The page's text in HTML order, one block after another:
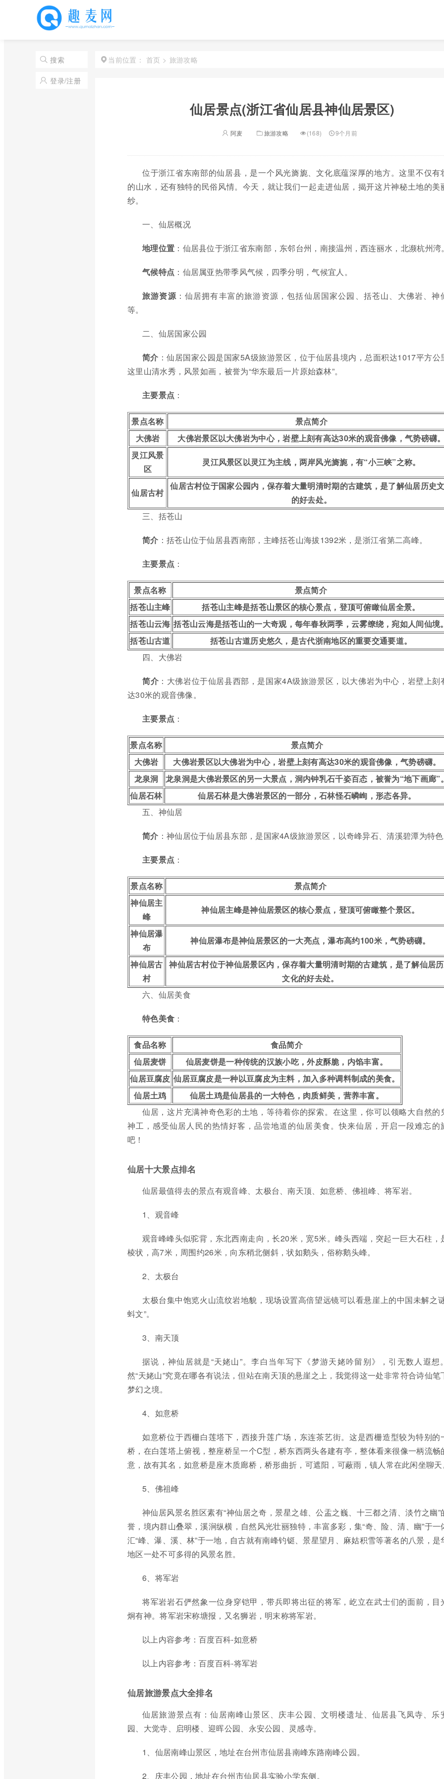
搜索
登录/注册
当前位置： 首页 > 旅游攻略
仙居景点(浙江省仙居县神仙居景区)
阿麦 旅游攻略 (168) 9个月前
位于浙江省东南部的仙居县，是一个风光旖旎、文化底蕴深厚的地方。这里不仅有
的山水，还有独特的民俗风情。今天，就让我们一起走进仙居，揭开这片神秘土地的美
纱。
一、仙居概况
地理位置 ：仙居县位于浙江省东南部，东邻台州，南接温州，西连丽水，北濒杭州湾
气候特点 ：仙居属亚热带季风气候，四季分明，气候宜人。
旅游资源：仙居拥有丰富的旅游资源，包括仙居国家公园、括苍山、大佛岩、神
等。
二、仙居国家公园
简介 ：仙居国家公园是国家5A级旅游景区，位于仙居县境内，总面积达1017平方公
这里山清水秀，风景如画，被誉为“华东最后一片原始森林”。
主要景点 ：
景点名称
景点简介
大佛岩
大佛岩景区以大佛岩为中心，岩壁上刻有高达30米的观音佛像，气势磅礴
灵江风景
区
灵江风景区以灵江为主线，两岸风光旖旎，有“小三峡”之称。
仙居古村
仙居古村位于国家公园内，保存着大量明清时期的古建筑，是了解仙居历史
的好去处。
三、括苍山
简介 ：括苍山位于仙居县西南部，主峰括苍山海拔1392米，是浙江省第二高峰。
主要景点 ：
景点名称
景点简介
括苍山主峰
括苍山主峰是括苍山景区的核心景点，登顶可俯瞰仙居全景。
括苍山云海 括苍山云海是括苍山的一大奇观，每年春秋两季，云雾缭绕，宛如人间仙境
括苍山古道
括苍山古道历史悠久，是古代浙南地区的重要交通要道。
四、大佛岩
简介 ：大佛岩位于仙居县西部，是国家4A级旅游景区，以大佛岩为中心，岩壁上刻
达30米的观音佛像。
主要景点 ：
景点名称
景点简介
大佛岩
大佛岩景区以大佛岩为中心，岩壁上刻有高达30米的观音佛像，气势磅礴。
龙泉洞
龙泉洞是大佛岩景区的另一大景点，洞内钟乳石千姿百态，被誉为“地下画廊”
仙居石林
仙居石林是大佛岩景区的一部分，石林怪石嶙峋，形态各异。
五、神仙居
简介 ：神仙居位于仙居县东部，是国家4A级旅游景区，以奇峰异石、清溪碧潭为特
主要景点 ：
景点名称
景点简介
神仙居主
峰
神仙居主峰是神仙居景区的核心景点，登顶可俯瞰整个景区。
神仙居瀑
布
神仙居瀑布是神仙居景区的一大亮点，瀑布高约100米，气势磅礴。
神仙居古
村
神仙居古村位于神仙居景区内，保存着大量明清时期的古建筑，是了解仙居
文化的好去处。
六、仙居美食
特色美食 ：
食品名称
食品简介
仙居麦饼
仙居麦饼是一种传统的汉族小吃，外皮酥脆，内馅丰富。
仙居豆腐皮 仙居豆腐皮是一种以豆腐皮为主料，加入多种调料制成的美食。
仙居土鸡
仙居土鸡是仙居县的一大特色，肉质鲜美，营养丰富。
仙居，这片充满神奇色彩的土地，等待着你的探索。在这里，你可以领略大自然的
神工，感受仙居人民的热情好客，品尝地道的仙居美食。快来仙居，开启一段难忘的
吧！
仙居十大景点排名
仙居最值得去的景点有观音峰、太极台、南天顶、如意桥、佛祖峰、将军岩。
1、观音峰
观音峰峰头似驼背，东北西南走向，长20米，宽5米。峰头西端，突起一巨大石柱，
棱状，高7米，周围约26米，向东稍北侧斜，状如鹅头，俗称鹅头峰。
2、太极台
太极台集中饱览火山流纹岩地貌，现场设置高倍望远镜可以看悬崖上的中国未解之
蚪文”。
3、南天顶
据说，神仙居就是“天姥山”。李白当年写下《梦游天姥吟留别》，引无数人遐想
然“天姥山”究竟在哪各有说法，但站在南天顶的悬崖之上，我觉得这一处非常符合诗仙笔
梦幻之境。
4、如意桥
如意桥位于西栅白莲塔下，西接升莲广场，东连茶艺街。这是西栅造型较为特别的
桥，在白莲塔上俯视，整座桥呈一个C型，桥东西两头各建有亭，整体看来很像一柄流畅
意，故有其名，如意桥是座木质廊桥，桥形曲折，可遮阳，可蔽雨，镇人常在此闲坐聊
5、佛祖峰
神仙居风景名胜区素有“神仙居之奇，景星之雄、公盂之巍、十三都之清、淡竹之幽”
誉，境内群山叠翠，溪涧纵横，自然风光壮丽独特，丰富多彩，集“奇、险、清、幽”于一
汇“峰、瀑、溪、林”于一地，自古就有南峰钓铤、景星望月、麻姑积雪等著名的八景，是
地区一处不可多得的风景名胜。
6、将军岩
将军岩岩石俨然象一位身穿铠甲，带兵即将出征的将军，屹立在武士们的面前，目
炯有神。将军岩宋称塘报，又名狮岩，明末称将军岩。
以上内容参考：百度百科-如意桥
以上内容参考：百度百科-将军岩
仙居旅游景点大全排名
仙居旅游景点有：仙居南峰山景区、庆丰公园、文明楼遗址、仙居县飞凤寺、乐
园、大觉寺、启明楼、迎晖公园、永安公园、灵感寺。
1、仙居南峰山景区，地址在台州市仙居县南峰东路南峰公园。
2、庆丰公园，地址在台州市仙居县实验小学东侧。